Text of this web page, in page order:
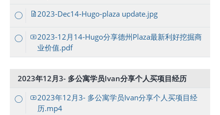
2023-Dec14-Hugo-plaza update.jpg
2023-12月14-Hugo分享德州Plaza最新利好挖掘商
业价值.pdf
2023年12月3- 多公寓学员Ivan分享个人买项目经历
2023年12月3- 多公寓学员Ivan分享个人买项目经
历.mp4